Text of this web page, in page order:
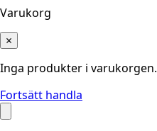
Varukorg
×
Inga produkter i varukorgen.
Fortsätt handla